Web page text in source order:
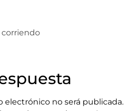
electrónico no será publicada.